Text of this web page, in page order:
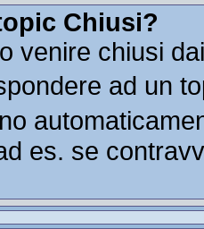
Chiusi?
venire chiusi
ad un
es. se